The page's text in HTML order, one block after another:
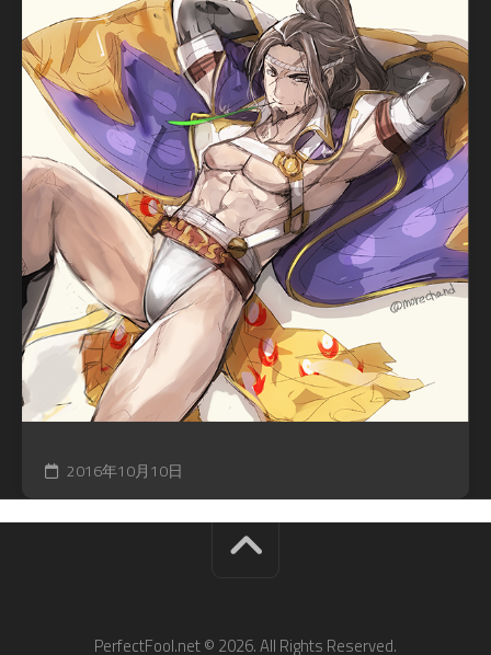
2016年10月10日
PerfectFool.net © 2026. All Rights Reserved.